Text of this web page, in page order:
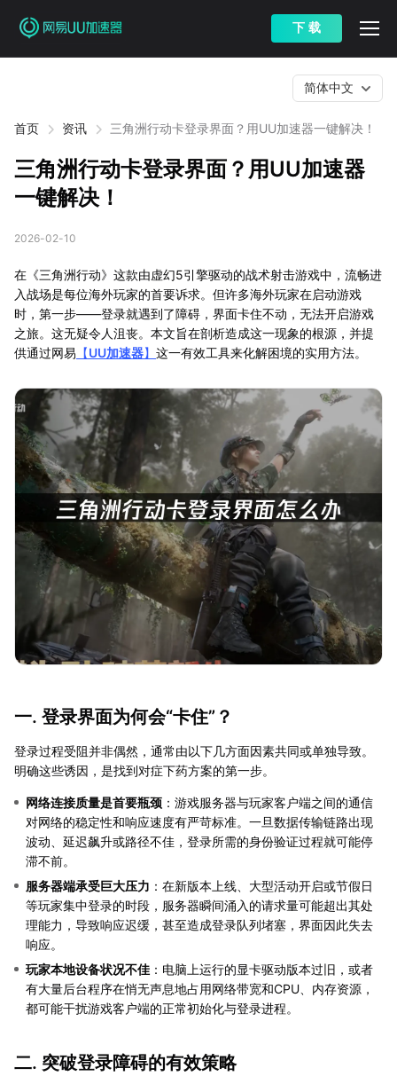
下 载
首页 资讯 三角洲行动卡登录界面？用UU加速器一键解决！
简体中文
三角洲行动卡登录界面？用UU加速器
一键解决！
2026-02-10
在《三角洲行动》这款由虚幻5引擎驱动的战术射击游戏中，流畅进
入战场是每位海外玩家的首要诉求。但许多海外玩家在启动游戏
时，第一步——登录就遇到了障碍，界面卡住不动，无法开启游戏
之旅。这无疑令人沮丧。本文旨在剖析造成这一现象的根源，并提
供通过网易 【UU加速器】 这一有效工具来化解困境的实用方法。
一. 登录界面为何会“卡住”？
登录过程受阻并非偶然，通常由以下几方面因素共同或单独导致。
明确这些诱因，是找到对症下药方案的第一步。
网络连接质量是首要瓶颈 ：游戏服务器与玩家客户端之间的通信
对网络的稳定性和响应速度有严苛标准。一旦数据传输链路出现
波动、延迟飙升或路径不佳，登录所需的身份验证过程就可能停
滞不前。
服务器端承受巨大压力 ：在新版本上线、大型活动开启或节假日
等玩家集中登录的时段，服务器瞬间涌入的请求量可能超出其处
理能力，导致响应迟缓，甚至造成登录队列堵塞，界面因此失去
响应。
玩家本地设备状况不佳 ：电脑上运行的显卡驱动版本过旧，或者
有大量后台程序在悄无声息地占用网络带宽和CPU、内存资源，
都可能干扰游戏客户端的正常初始化与登录进程。
二. 突破登录障碍的有效策略